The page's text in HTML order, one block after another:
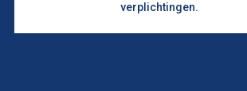
verplichtingen.